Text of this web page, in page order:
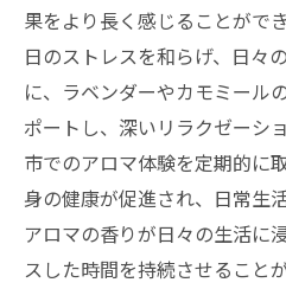
果をより長く感じることがで
日のストレスを和らげ、日々
に、ラベンダーやカモミール
ポートし、深いリラクゼーシ
市でのアロマ体験を定期的に
身の健康が促進され、日常生
アロマの香りが日々の生活に
スした時間を持続させること